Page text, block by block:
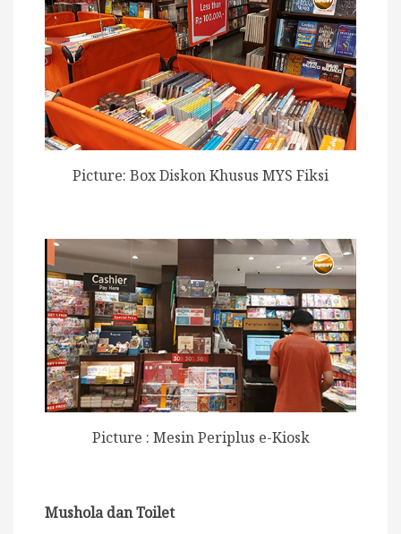
Picture: Box Diskon Khusus MYS Fiksi
Picture : Mesin Periplus e-Kiosk
Mushola dan Toilet